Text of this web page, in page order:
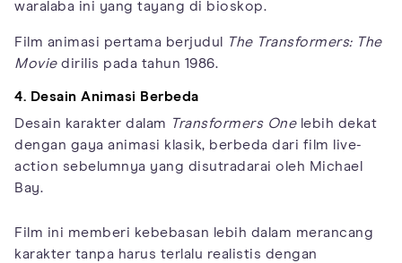
waralaba ini yang tayang di bioskop.
Film animasi pertama berjudul
The Transformers: The
Moviedirilis pada tahun 1986.
4. Desain Animasi Berbeda
Desain karakter dalam Transformers Onelebih dekat
dengan gaya animasi klasik, berbeda dari film live-
action sebelumnya yang disutradarai oleh Michael
Bay.
Film ini memberi kebebasan lebih dalam merancang
karakter tanpa harus terlalu realistis dengan